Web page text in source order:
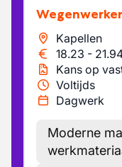
Wegenwerker
Kapellen
18.23 -
Kans op
Voltijds
Dagwerk
Moderne